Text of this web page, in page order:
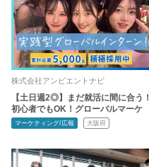
株式会社アンビエントナビ
【土日週2◎】まだ就活に間に合う！
初心者でもOK！グローバルマーケ
マーケティング/広報 大阪府